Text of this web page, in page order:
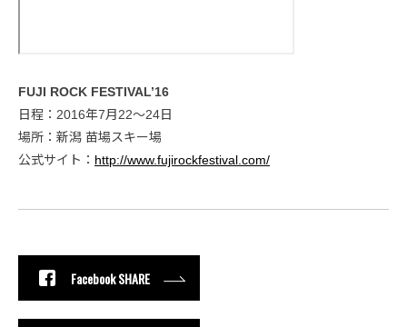
FUJI ROCK FESTIVAL’16
日程：2016年7月22～24日
場所：新潟 苗場スキー場
公式サイト： http://www.fujirockfestival.com/
Facebook SHARE